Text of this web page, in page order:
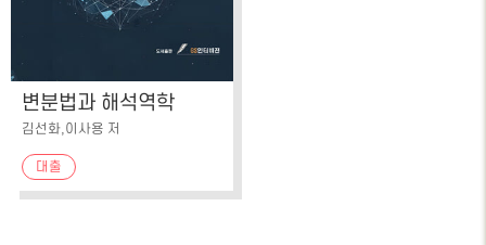
변분법과 해석역학
김선화,이사용 저
대출